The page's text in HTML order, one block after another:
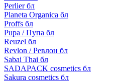
Perlier бл
Planeta Organica бл
Proffs бл
Pupa / Пупа бл
Reuzel бл
Revlon / Ревлон бл
Sabai Thai бл
SADAPACK cosmetics бл
Sakura cosmetics бл